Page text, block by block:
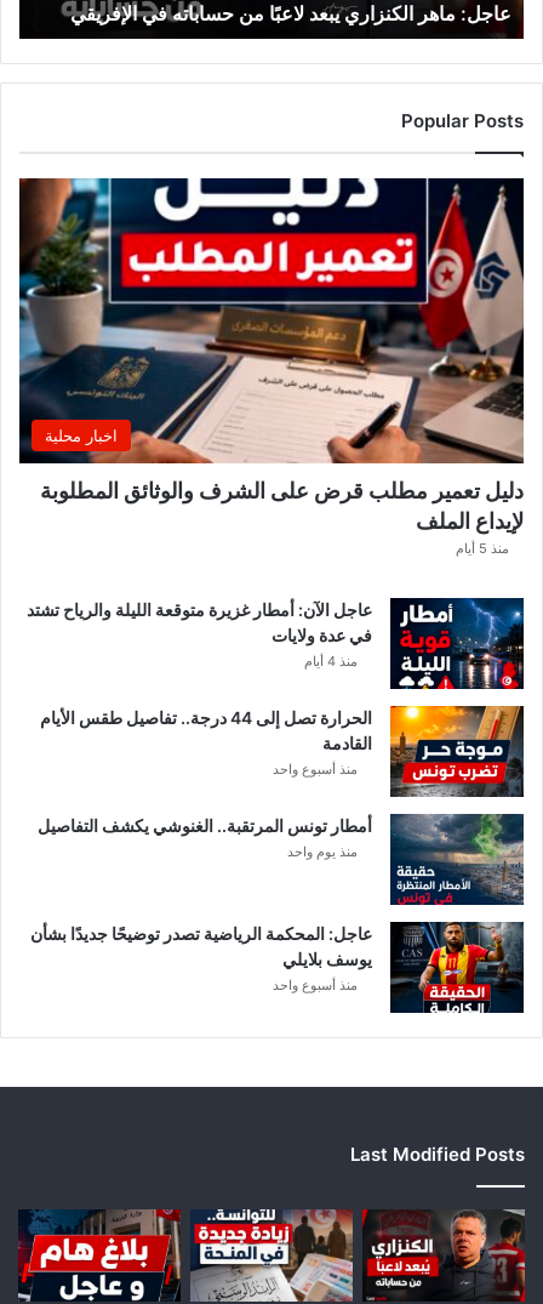
عاجل: ماهر الكنزاري يبعد لاعبًا من حساباته في الإفريقي
Popular Posts
اخبار محلية
دليل تعمير مطلب قرض على الشرف والوثائق المطلوبة
لإيداع الملف
منذ 5 أيام
عاجل الآن: أمطار غزيرة متوقعة الليلة والرياح تشتد
في عدة ولايات
منذ 4 أيام
الحرارة تصل إلى 44 درجة.. تفاصيل طقس الأيام
القادمة
منذ أسبوع واحد
أمطار تونس المرتقبة.. الغنوشي يكشف التفاصيل
منذ يوم واحد
عاجل: المحكمة الرياضية تصدر توضيحًا جديدًا بشأن
يوسف بلايلي
منذ أسبوع واحد
Last Modified Posts